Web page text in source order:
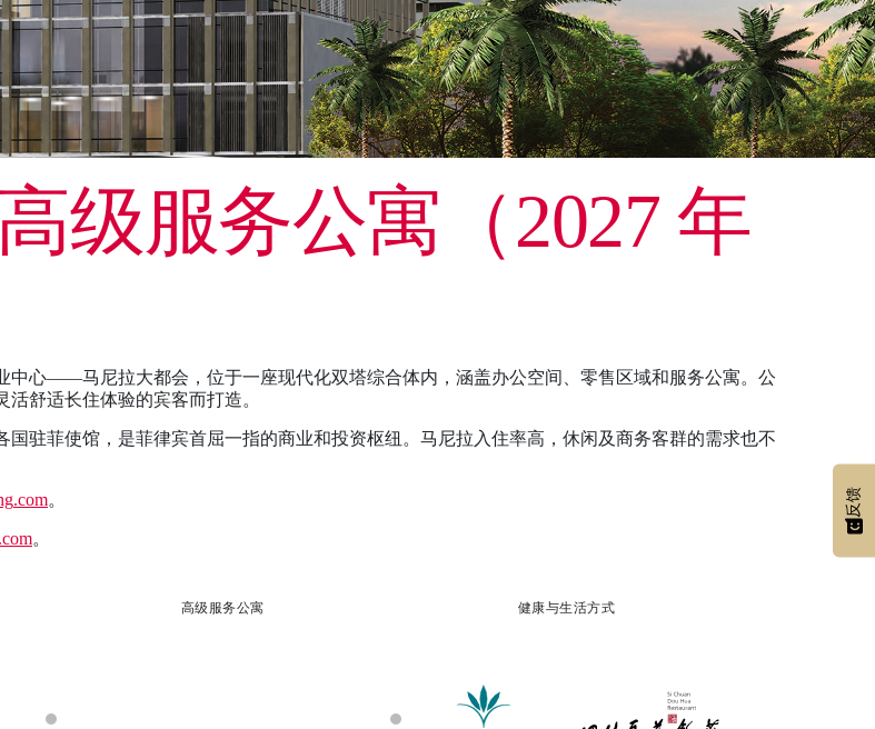
级服务公寓（2027 年
中心——马尼拉大都会，位于一座现代化双塔综合体内，涵盖办公空间、零售区域和服务公寓。公
舒适长住体验的宾客而打造。
驻菲使馆，是菲律宾首屈一指的商业和投资枢纽。马尼拉入住率高，休闲及商务客群的需求也不
.com。
.com。
高级服务公寓 健康与生活方式
反馈